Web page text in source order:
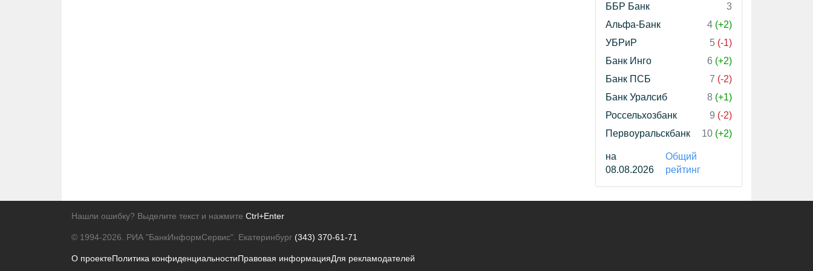
ББР Банк
3
Альфа-Банк
4 (+2)
УБРиР
5 (-1)
Банк Инго
6 (+2)
Банк ПСБ
7 (-2)
Банк Уралсиб
8 (+1)
Россельхозбанк
9 (-2)
Первоуральскбанк
10 (+2)
на
08.08.2026
Общий
рейтинг
Нашли ошибку? Выделите текст и нажмите Ctrl+Enter
© 1994-2026. РИА "БанкИнформСервис". Екатеринбург (343) 370-61-71
О проектеПолитика конфиденциальностиПравовая информацияДля рекламодателей